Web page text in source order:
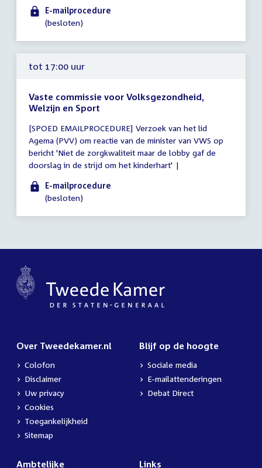
16:00
uur
E-mailprocedure
(besloten)
tot 17:00 uur
Vaste commissie voor Volksgezondheid,
Welzijn en Sport
vergadering
tot
17:00
uur
[SPOED EMAILPROCEDURE] Verzoek van het lid
Agema (PVV) om reactie van de minister van VWS op
bericht 'Niet de zorgkwaliteit maar de lobby gaf de
doorslag in de strijd om het kinderhart' |
E-mailprocedure
(besloten)
Over Tweedekamer.nl
Colofon
Disclaimer
Uw privacy
Cookies
Toegankelijkheid
Sitemap
Blijf op de hoogte
Sociale media
E-mailattenderingen
Debat Direct
Ambtelijke Links